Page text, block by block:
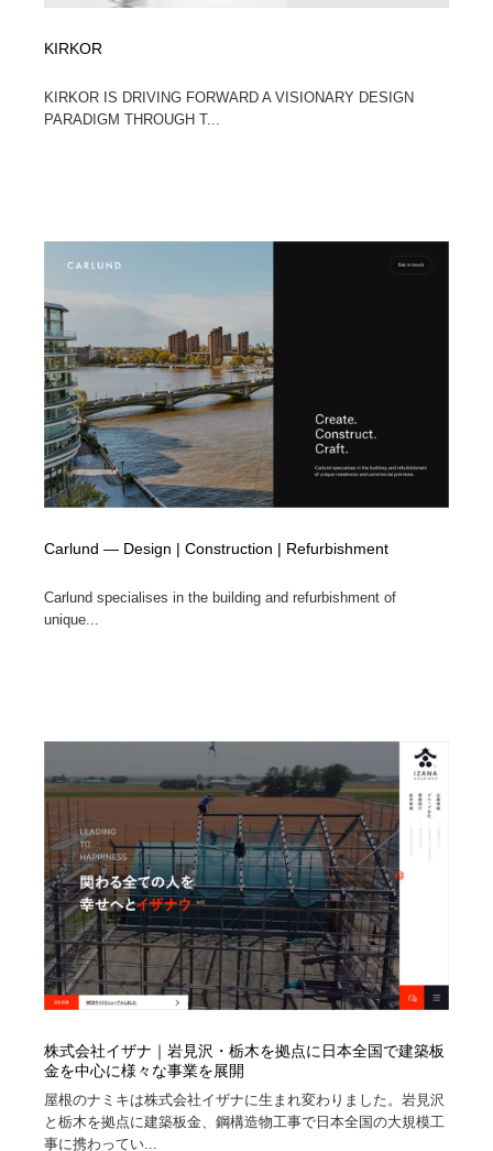
KIRKOR
KIRKOR IS DRIVING FORWARD A VISIONARY DESIGN
PARADIGM THROUGH T...
Carlund — Design | Construction | Refurbishment
Carlund specialises in the building and refurbishment of
unique...
株式会社イザナ｜岩見沢・栃木を拠点に日本全国で建築板
金を中心に様々な事業を展開
屋根のナミキは株式会社イザナに生まれ変わりました。岩見沢
と栃木を拠点に建築板金、鋼構造物工事で日本全国の大規模工
事に携わってい...